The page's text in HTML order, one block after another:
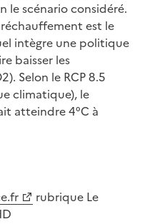
le scénario considéré.
est le
intègre une politique
baisser les
Selon le RCP 8.5
climatique), le
atteindre 4°C à
rubrique Le